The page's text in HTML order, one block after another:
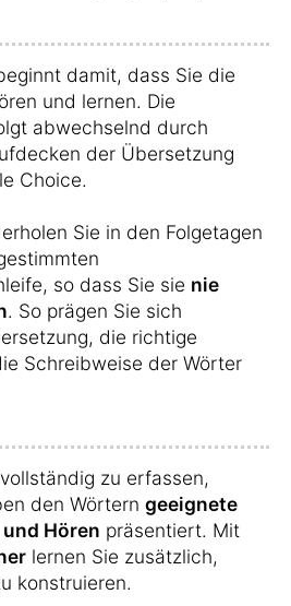
damit, dass Sie die
und lernen. Die
abwechselnd durch
der Übersetzung
Choice.
Sie in den Folgetagen
so dass Sie sie nie
. So prägen Sie sich
die richtige
Schreibweise der Wörter
zu erfassen,
den Wörtern geeignete
Hören präsentiert. Mit
lernen Sie zusätzlich,
konstruieren.